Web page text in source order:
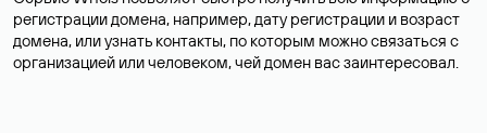
регистрации домена, например, дату регистрации и возраст
домена, или узнать контакты, по которым можно связаться с
организацией или человеком, чей домен вас заинтересовал.